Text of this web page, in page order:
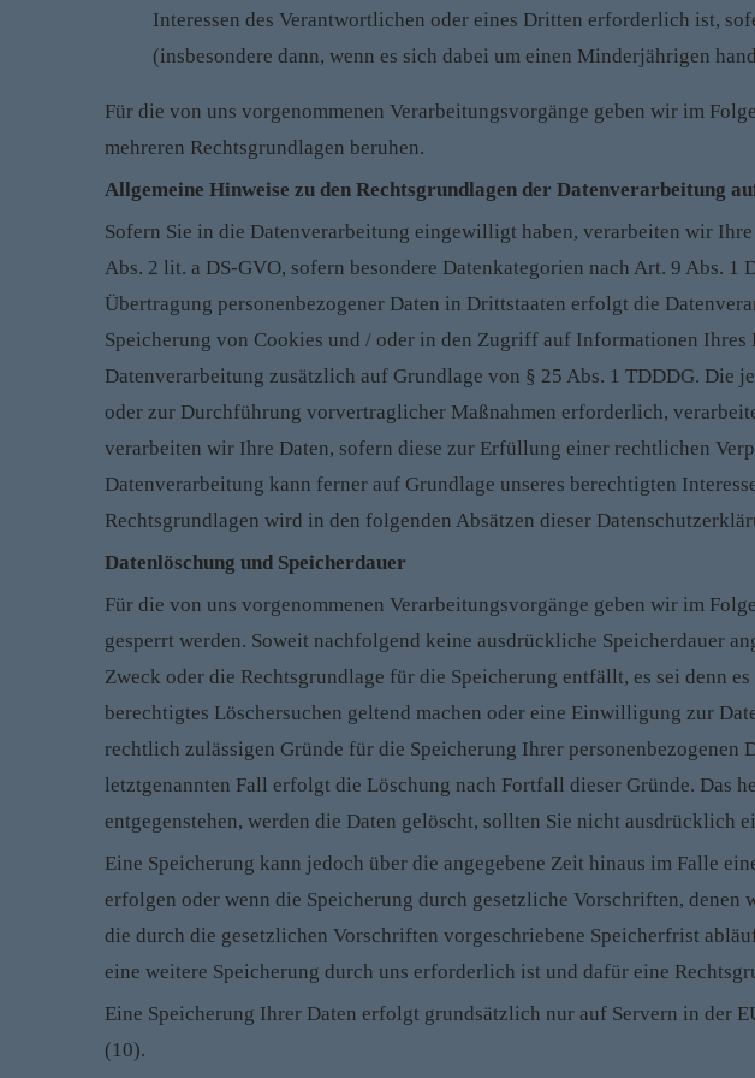
Interessen des Verantwortlichen oder eines Dritten erforderlich ist,
(insbesondere dann, wenn es sich dabei um einen Minderjährigen
Für die von uns vorgenommenen Verarbeitungsvorgänge geben wir im
mehreren Rechtsgrundlagen beruhen.
Allgemeine Hinweise zu den Rechtsgrundlagen der Datenverarbeitung
Sofern Sie in die Datenverarbeitung eingewilligt haben, verarbeiten wir
Abs. 2 lit. a DS-GVO, sofern besondere Datenkategorien nach Art. 9 Abs.
Übertragung personenbezogener Daten in Drittstaaten erfolgt die
Speicherung von Cookies und / oder in den Zugriff auf Informationen
Datenverarbeitung zusätzlich auf Grundlage von § 25 Abs. 1 TDDDG.
oder zur Durchführung vorvertraglicher Maßnahmen erforderlich,
verarbeiten wir Ihre Daten, sofern diese zur Erfüllung einer rechtlichen
Datenverarbeitung kann ferner auf Grundlage unseres berechtigten
Rechtsgrundlagen wird in den folgenden Absätzen dieser
Datenlöschung und Speicherdauer
Für die von uns vorgenommenen Verarbeitungsvorgänge geben wir im
gesperrt werden. Soweit nachfolgend keine ausdrückliche Speicherdauer
Zweck oder die Rechtsgrundlage für die Speicherung entfällt, es sei denn
berechtigtes Löschersuchen geltend machen oder eine Einwilligung zur
rechtlich zulässigen Gründe für die Speicherung Ihrer
letztgenannten Fall erfolgt die Löschung nach Fortfall dieser Gründe. Das
entgegenstehen, werden die Daten gelöscht, sollten Sie nicht ausdrücklich
Eine Speicherung kann jedoch über die angegebene Zeit hinaus im Falle
erfolgen oder wenn die Speicherung durch gesetzliche Vorschriften,
die durch die gesetzlichen Vorschriften vorgeschriebene Speicherfrist
eine weitere Speicherung durch uns erforderlich ist und dafür eine
Eine Speicherung Ihrer Daten erfolgt grundsätzlich nur auf Servern in der
(10).